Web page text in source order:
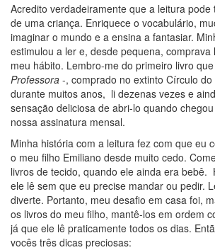
Acredito verdadeiramente que a leitura pode
de uma criança. Enriquece o vocabulário,
imaginar o mundo e a ensina a fantasiar.
estimulou a ler e, desde pequena, comprava
meu hábito. Lembro-me do primeiro livro
Professora -, comprado no extinto Círculo
durante muitos anos, li dezenas vezes e
sensação deliciosa de abri-lo quando
nossa assinatura mensal.
Minha história com a leitura fez com que eu
o meu filho Emiliano desde muito cedo.
livros de tecido, quando ele ainda era bebê.
ele lê sem que eu precise mandar ou pedir.
diverte. Portanto, meu desafio em casa foi,
os livros do meu filho, mantê-los em ordem
já que ele lê praticamente todos os dias.
vocês três dicas preciosas: